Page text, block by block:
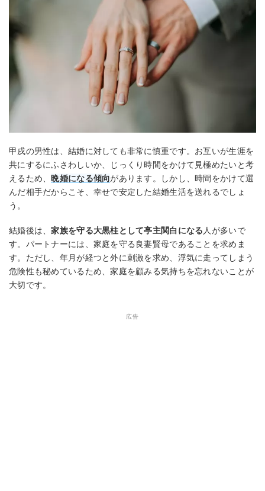
甲戌の男性は、結婚に対しても非常に慎重です。お互いが生涯を
共にするにふさわしいか、じっくり時間をかけて見極めたいと考
えるため、晩婚になる傾向があります。しかし、時間をかけて選
んだ相手だからこそ、幸せで安定した結婚生活を送れるでしょ
う。
結婚後は、家族を守る大黒柱として亭主関白になる 人が多いで
す。パートナーには、家庭を守る良妻賢母であることを求めま
す。ただし、年月が経つと外に刺激を求め、浮気に走ってしまう
危険性も秘めているため、家庭を顧みる気持ちを忘れないことが
大切です。
広告